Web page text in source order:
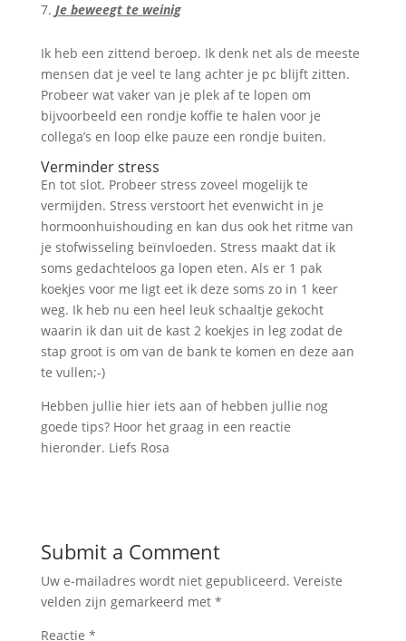
Je beweegt te weinig
Ik heb een zittend beroep. Ik denk net als de meeste
mensen dat je veel te lang achter je pc blijft zitten.
Probeer wat vaker van je plek af te lopen om
bijvoorbeeld een rondje koffie te halen voor je
collega’s en loop elke pauze een rondje buiten.
Verminder stress
En tot slot. Probeer stress zoveel mogelijk te
vermijden. Stress verstoort het evenwicht in je
hormoonhuishouding en kan dus ook het ritme van
je stofwisseling beïnvloeden. Stress maakt dat ik
soms gedachteloos ga lopen eten. Als er 1 pak
koekjes voor me ligt eet ik deze soms zo in 1 keer
weg. Ik heb nu een heel leuk schaaltje gekocht
waarin ik dan uit de kast 2 koekjes in leg zodat de
stap groot is om van de bank te komen en deze aan
te vullen;-)
Hebben jullie hier iets aan of hebben jullie nog
goede tips? Hoor het graag in een reactie
hieronder. Liefs Rosa
Submit a Comment
Uw e-mailadres wordt niet gepubliceerd. Vereiste
velden zijn gemarkeerd met *
Reactie *